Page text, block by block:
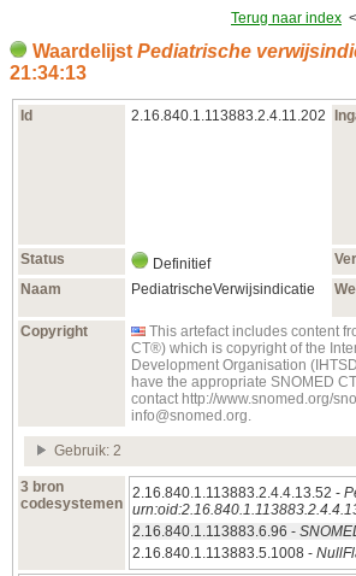
Terug naar index
Waardelijst Pediatrische
21:34:13
Id 2.16.840.1.113883.2.4.11.202
Status Definitief
Naam
PediatrischeVerwijsindicatie
Copyright
This artefact includes content
CT®) which is copyright of the
Development Organisation
have the appropriate SNOMED
contact http://www.snomed.org/
info@snomed.org.
Gebruik: 2
3 bron
codesystemen
2.16.840.1.113883.2.4.4.13.52 -
2.16.840.1.113883.6.96 -
2.16.840.1.113883.5.1008 -